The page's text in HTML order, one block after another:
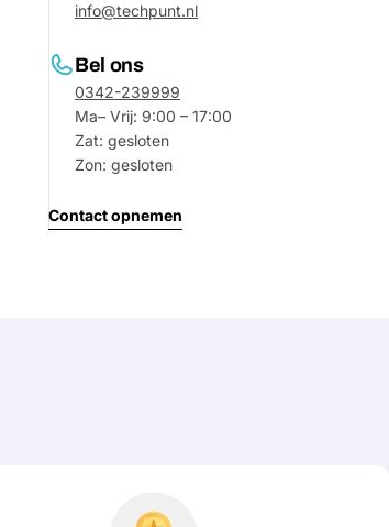
info@techpunt.nl
Bel ons
0342-239999
Ma– Vrij: 9:00 – 17:00
Zat: gesloten
Zon: gesloten
Contact opnemen